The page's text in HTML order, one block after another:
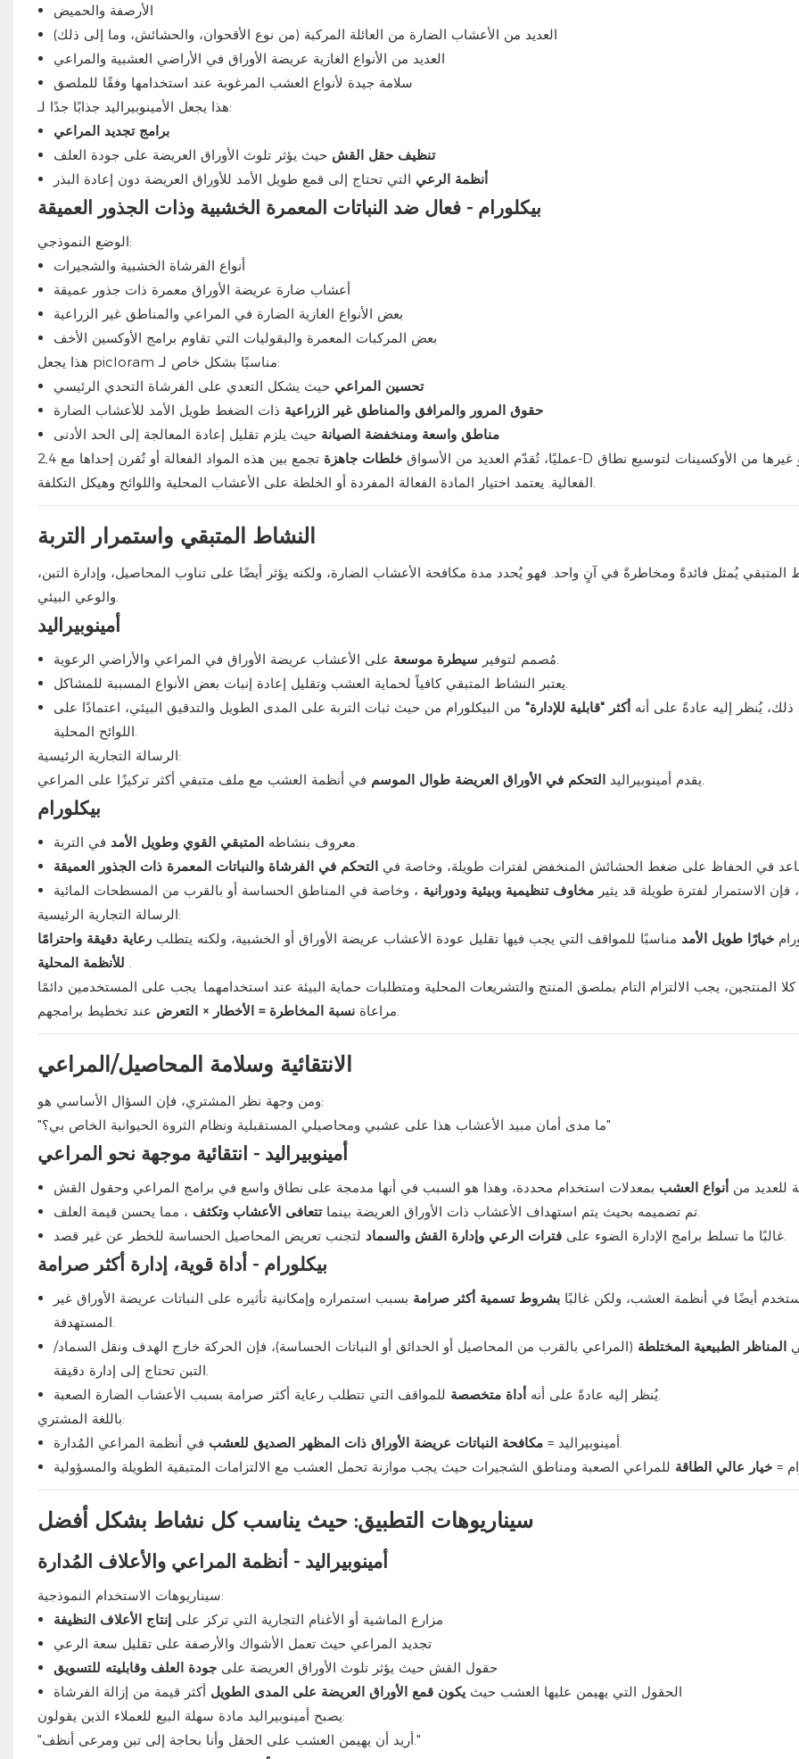
الأرصفة والحميض
العديد من الأعشاب الضارة من العائلة المركبة (من نوع الأقحوان، والحشائش، وما إلى ذلك)
العديد من الأنواع الغازية عريضة الأوراق في الأراضي العشبية والمراعي
سلامة جيدة لأنواع العشب المرغوبة عند استخدامها وفقًا للملصق
هذا يجعل الأمينوبيراليد جذابًا جدًا لـ:
برامج تجديد المراعي
تنظيف حقل القش حيث يؤثر تلوث الأوراق العريضة على جودة العلف
أنظمة الرعي التي تحتاج إلى قمع طويل الأمد للأوراق العريضة دون إعادة البذر
بيكلورام - فعال ضد النباتات المعمرة الخشبية وذات الجذور العميقة
الوضع النموذجي:
أنواع الفرشاة الخشبية والشجيرات
أعشاب ضارة عريضة الأوراق معمرة ذات جذور عميقة
بعض الأنواع الغازية الضارة في المراعي والمناطق غير الزراعية
بعض المركبات المعمرة والبقوليات التي تقاوم برامج الأوكسين الأخف
هذا يجعل picloram مناسبًا بشكل خاص لـ:
تحسين المراعي حيث يشكل التعدي على الفرشاة التحدي الرئيسي
حقوق المرور والمرافق والمناطق غير الزراعية ذات الضغط طويل الأمد للأعشاب الضارة
مناطق واسعة ومنخفضة الصيانة حيث يلزم تقليل إعادة المعالجة إلى الحد الأدنى
عمليًا، تُقدّم العديد من الأسواقخلطات جاهزة
تجمع بين هذه المواد الفعالة أو تُقرن إحداها مع 2,4-D أو غيرها من الأوكسينات لتوسيع نطاق
النشاط المتبقي واستمرار التربة
المتبقي يُمثل فائدةً ومخاطرةً في آنٍ واحد. فهو يُحدد مدة مكافحة الأعشاب الضارة، ولكنه يؤثر أيضًا على تناوب المحاصيل، وإدارة التبن،
أمينوبيراليد
مُصمم لتوفير سيطرة موسعة
ذلك، يُنظر إليه عادةً على أنهأكثر "قابلية للإدارة" من البيكلورام من حيث ثبات التربة على المدى الطويل والتدقيق البيئي، اعتمادًا على
الرسالة التجارية الرئيسية:
يقدم أمينوبيراليدالتحكم في الأوراق العريضة طوال الموسم
بيكلورام
معروف بنشاطهالمتبقي القوي وطويل الأمد
في الحفاظ على ضغط الحشائش المنخفض لفترات طويلة، وخاصة فيالتحكم في الفرشاة والنباتات المعمرة ذات الجذور العميقة
فإن الاستمرار لفترة طويلة قد يثيرمخاوف تنظيمية وبيئية ودورانية
الرسالة التجارية الرئيسية:
خيارًا طويل الأمد مناسبًا للمواقف التي يجب فيها تقليل عودة الأعشاب عريضة الأوراق أو الخشبية، ولكنه يتطلبرعاية دقيقة واحترامًا
للأنظمة المحلية
المنتجين، يجب الالتزام التام بملصق المنتج والتشريعات المحلية ومتطلبات حماية البيئة عند استخدامهما. يجب على المستخدمين دائمًا
مراعاةنسبة المخاطرة = الأخطار × التعرض
الانتقائية وسلامة المحاصيل/المراعي
ومن وجهة نظر المشتري، فإن السؤال الأساسي هو:
"ما مدى أمان مبيد الأعشاب هذا على عشبي ومحاصيلي المستقبلية ونظام الثروة الحيوانية الخاص بي؟"
أمينوبيراليد - انتقائية موجهة نحو المراعي
للعديد منأنواع العشب
تم تصميمه بحيث يتم استهداف الأعشاب ذات الأوراق العريضة بينماتتعافى الأعشاب وتكثف
، مما يحسن قيمة العلف.
غالبًا ما تسلط برامج الإدارة الضوء علىفترات الرعي وإدارة القش والسماد لتجنب تعريض المحاصيل الحساسة للخطر عن غير قصد.
بيكلورام - أداة قوية، إدارة أكثر صرامة
أيضًا في أنظمة العشب، ولكن غالبًابشروط تسمية أكثر صرامة بسبب استمراره وإمكانية تأثيره على النباتات عريضة الأوراق غير
المناظر الطبيعية المختلطة (المراعي بالقرب من المحاصيل أو الحدائق أو النباتات الحساسة)، فإن الحركة خارج الهدف ونقل السماد/
يُنظر إليه عادةً على أنهأداة متخصصة
للمواقف التي تتطلب رعاية أكثر صرامة بسبب الأعشاب الضارة الصعبة.
باللغة المشتري:
أمينوبيراليد =مكافحة النباتات عريضة الأوراق ذات المظهر الصديق للعشب
في أنظمة المراعي المُدارة.
=خيار عالي الطاقة
سيناريوهات التطبيق: حيث يناسب كل نشاط بشكل أفضل
أمينوبيراليد - أنظمة المراعي والأعلاف المُدارة
سيناريوهات الاستخدام النموذجية:
مزارع الماشية أو الأغنام التجارية التي تركز علىإنتاج الأعلاف النظيفة
تجديد المراعي حيث تعمل الأشواك والأرصفة على تقليل سعة الرعي
حقول القش حيث يؤثر تلوث الأوراق العريضة علىجودة العلف وقابليته للتسويق
الحقول التي يهيمن عليها العشب حيثيكون قمع الأوراق العريضة على المدى الطويل أكثر قيمة من إزالة الفرشاة
يصبح أمينوبيراليد مادة سهلة البيع للعملاء الذين يقولون:
"أريد أن يهيمن العشب على الحقل وأنا بحاجة إلى تبن ومرعى أنظف."